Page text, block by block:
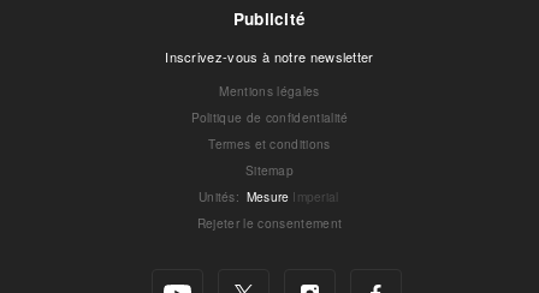
Publicité
Inscrivez-vous à notre newsletter
Mentions légales
Politique de confidentialité
Termes et conditions
Sitemap
Unités: Mesure Imperial
Rejeter le consentement